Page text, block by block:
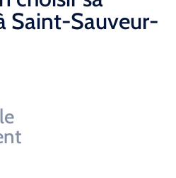
Saint-Sauveur-